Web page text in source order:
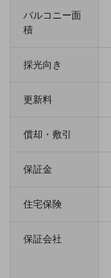
バルコニー面
積
採光向き
更新料
償却・敷引
保証金
住宅保険
保証会社